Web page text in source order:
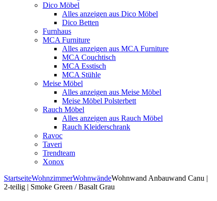
Dico Möbel
Alles anzeigen aus Dico Möbel
Dico Betten
Furnhaus
MCA Furniture
Alles anzeigen aus MCA Furniture
MCA Couchtisch
MCA Esstisch
MCA Stühle
Meise Möbel
Alles anzeigen aus Meise Möbel
Meise Möbel Polsterbett
Rauch Möbel
Alles anzeigen aus Rauch Möbel
Rauch Kleiderschrank
Ravoc
Taveri
Trendteam
Xonox
StartseiteWohnzimmerWohnwändeWohnwand Anbauwand Canu |
2-teilig | Smoke Green / Basalt Grau